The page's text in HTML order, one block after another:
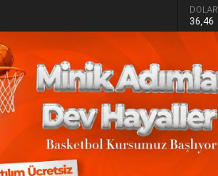
DOLAR
36,46